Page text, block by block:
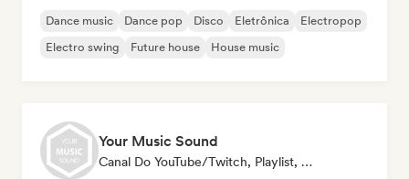
Dance music Dance pop Disco Eletrônica
Electropop
Electro swing
Future house House music
Your Music Sound
Canal Do YouTube/Twitch, Playlist, Influenciador